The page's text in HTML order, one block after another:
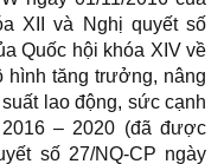
XII và Nghị quyết số
Quốc hội khóa XIV về
hình tăng trưởng, nâng
lao động, sức cạnh
– 2020 (đã được
số 27/NQ-CP ngày